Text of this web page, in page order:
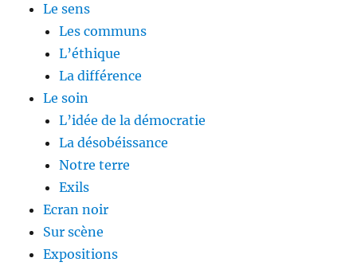
Le sens
Les communs
L’éthique
La différence
Le soin
L’idée de la démocratie
La désobéissance
Notre terre
Exils
Ecran noir
Sur scène
Expositions